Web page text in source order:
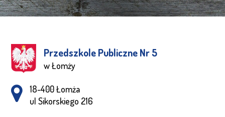
Przedszkole Publiczne Nr 5
w Łomży
Adres pocztowy:
18-400 Łomża
ul Sikorskiego 216